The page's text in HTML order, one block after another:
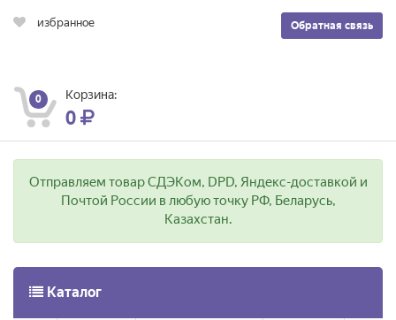
Обратная связь
избранное
0 Корзина:
0
Отправляем товар СДЭКом, DPD, Яндекс-доставкой и
Почтой России в любую точку РФ, Беларусь,
Казахстан.
Каталог